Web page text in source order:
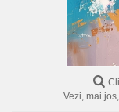
Vezi, mai